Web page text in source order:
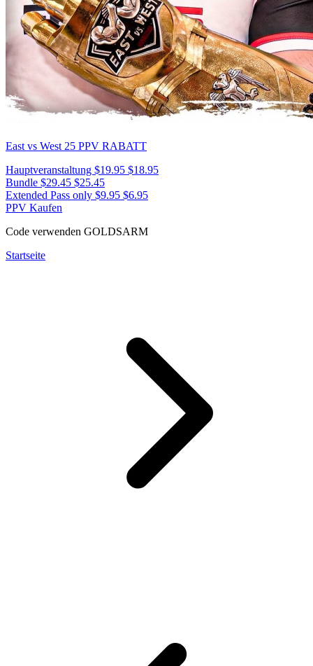
East vs West 25 PPV RABATT
Hauptveranstaltung $19.95 $18.95
Bundle $29.45 $25.45
Extended Pass only $9.95 $6.95
PPV Kaufen
Code verwenden GOLDSARM
Startseite